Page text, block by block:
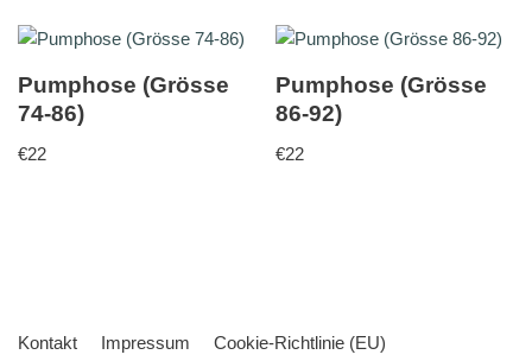
Pumphose (Grösse
74-86)
€22
Pumphose (Grösse
86-92)
€22
Kontakt Impressum
Cookie-Richtlinie (EU)